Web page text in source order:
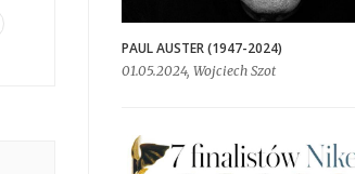
PAUL AUSTER (1947-2024)
01.05.2024, Wojciech Szot